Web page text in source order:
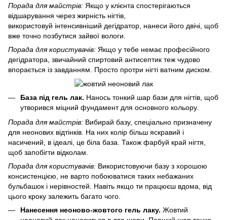
Порада для майстрів: Якщо у клієнта спостерігаються
відшарування через жирність нігтів,
використовуй інтенсивніший дегідратор, нанеси його двічі, щоб
вже точно позбутися зайвої вологи.
Порада для користувачів: Якщо у тебе немає професійного
дегідратора, звичайний спиртовий антисептик теж чудово
впорається із завданням. Просто протри нігті ватним диском.
База під гель лак. Нанось тонкий шар бази для нігтів, щоб
утворився міцний фундамент для основного кольору.
Порада для майстрів: Вибирай базу, спеціально призначену
для неонових відтінків. На них колір більш яскравий і
насичений, в ідеалі, це біла база. Також фарбуй край нігтя,
щоб запобігти відколам.
Порада для користувачів: Використовуючи базу з хорошою
консистенцією, не варто побоюватися таких небажаних
бульбашок і нерівностей. Навіть якщо ти працюєш вдома, від
цього кроку залежить багато чого.
Нанесення неоново-жовтого гель лаку. Жовтий